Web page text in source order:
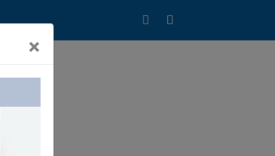
×